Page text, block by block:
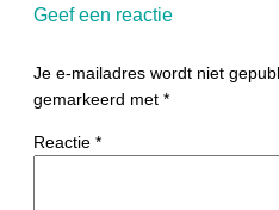
Geef een reactie
Je e-mailadres wordt niet
gemarkeerd met *
Reactie *